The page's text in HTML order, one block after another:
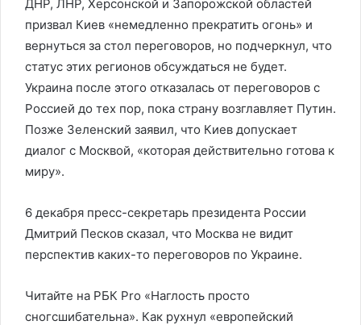
ДНР, ЛНР, Херсонской и Запорожской областей
призвал Киев «немедленно прекратить огонь» и
вернуться за стол переговоров, но подчеркнул, что
статус этих регионов обсуждаться не будет.
Украина после этого отказалась от переговоров с
Россией до тех пор, пока страну возглавляет Путин.
Позже Зеленский заявил, что Киев допускает
диалог с Москвой, «которая действительно готова к
миру».
6 декабря пресс-секретарь президента России
Дмитрий Песков сказал, что Москва не видит
перспектив каких-то переговоров по Украине.
Читайте на РБК Pro «Наглость просто
сногсшибательна». Как рухнул «европейский